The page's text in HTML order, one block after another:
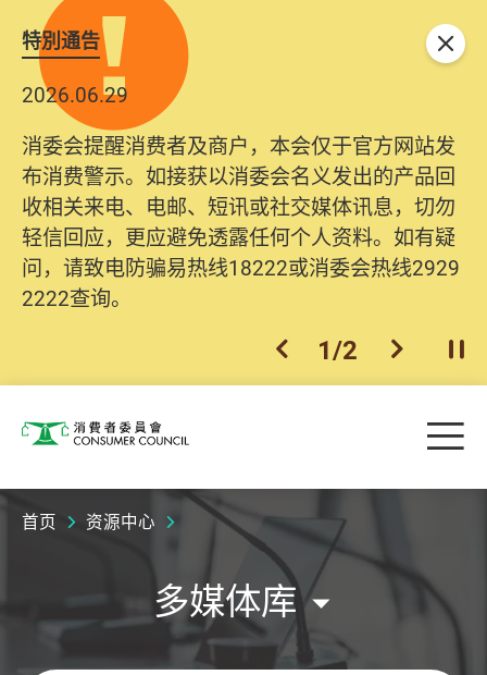
特別通告
2026.06.29
消委会提醒消费者及商户，本会仅于官方网站发
布消费警示。如接获以消委会名义发出的产品回
收相关来电、电邮、短讯或社交媒体讯息，切勿
轻信回应，更应避免透露任何个人资料。如有疑
问，请致电防骗易热线18222或消委会热线2929
2222查询。
2025.10.31
为提升使用者体验及网络安全，本会的投诉处理
系统已经进行升级及推出新功能。由2025年11月
10日起，消费者需要提供基本联络资料（包括姓
名、电邮及电话）注册帐户，才可提交投诉、查
询及建议。所有提交纪录将清晰整合于帐户中，
方便日后作出跟进。
上一个
2/2 下一个开
关闭
消费者委员会 目
首页 资源中心
多媒体库